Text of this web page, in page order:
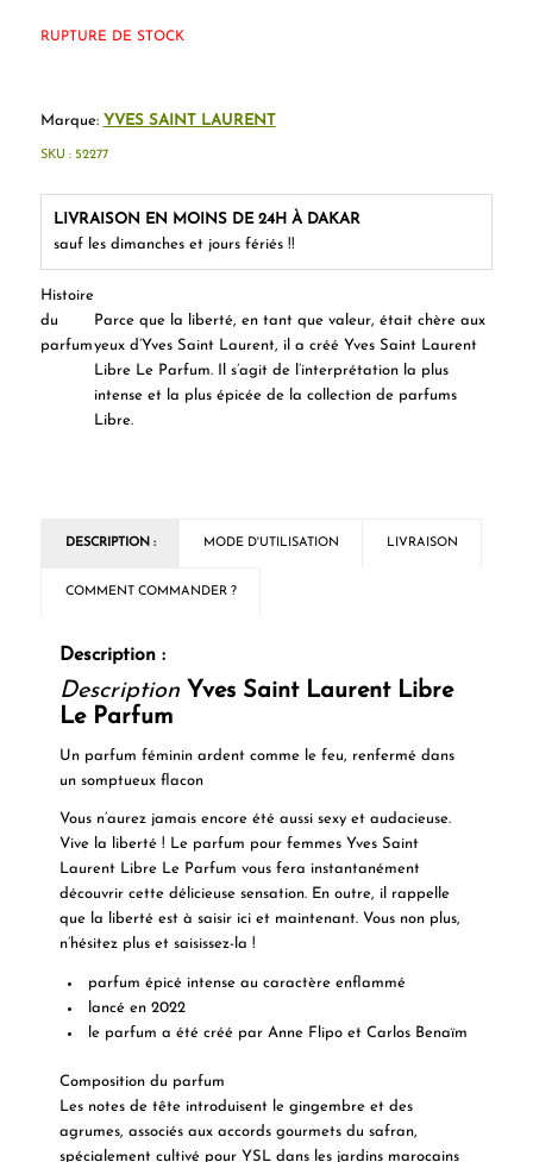
Histoire
du
parfum
Parce que la liberté, en tant que valeur, était chère aux
yeux d’Yves Saint Laurent, il a créé Yves Saint Laurent
Libre Le Parfum. Il s’agit de l’interprétation la plus
intense et la plus épicée de la collection de parfums
Libre.
RUPTURE DE STOCK
Marque: YVES SAINT LAURENT
LIVRAISON EN MOINS DE 24H À DAKAR
sauf les dimanches et jours fériés !!
SKU : 52277
DESCRIPTION : MODE D'UTILISATION LIVRAISON
COMMENT COMMANDER ?
Description :
Description Yves Saint Laurent Libre
Le Parfum
Un parfum féminin ardent comme le feu, renfermé dans
un somptueux flacon
Vous n’aurez jamais encore été aussi sexy et audacieuse.
Vive la liberté ! Le parfum pour femmes Yves Saint
Laurent Libre Le Parfum vous fera instantanément
découvrir cette délicieuse sensation. En outre, il rappelle
que la liberté est à saisir ici et maintenant. Vous non plus,
n’hésitez plus et saisissez-la !
parfum épicé intense au caractère enflammé
lancé en 2022
le parfum a été créé par Anne Flipo et Carlos Benaïm
Composition du parfum
Les notes de tête introduisent le gingembre et des
agrumes, associés aux accords gourmets du safran,
spécialement cultivé pour YSL dans les jardins marocains